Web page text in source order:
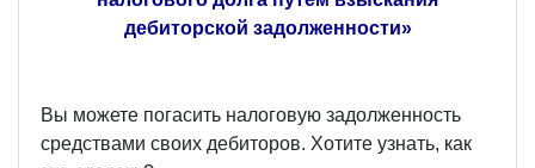
дебиторской задолженности»
Вы можете погасить налоговую задолженность
средствами своих дебиторов. Хотите узнать, как